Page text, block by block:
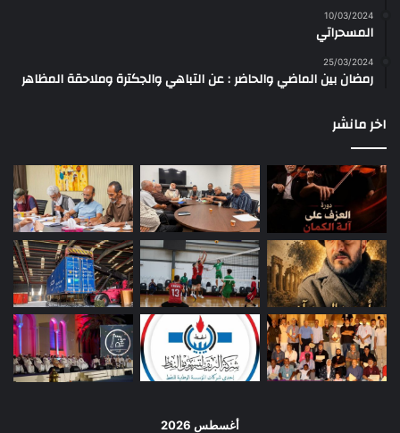
10/03/2024
المسحراتي
25/03/2024
رمضان بين الماضي والحاضر : عن التباهي والجكترة وملاحقة المظاهر
اخر مانشر
أغسطس 2026